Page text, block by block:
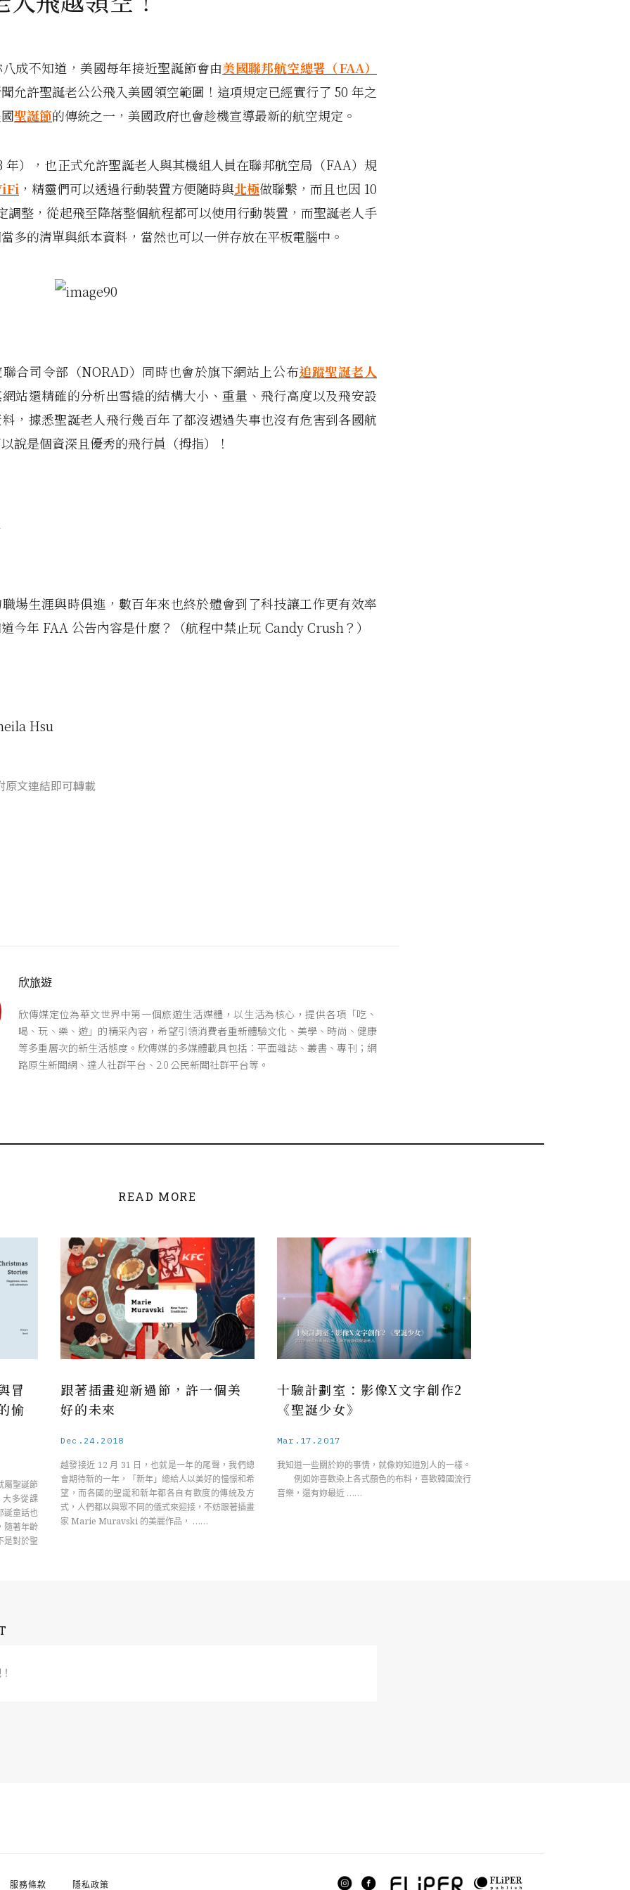
成不知道，美國每年接近聖誕節會由美國聯邦航空總署（FAA）
允許聖誕老公公飛入美國領空範圍！這項規定已經實行了 50 年之
聖誕節的傳統之一，美國政府也會趁機宣導最新的航空規定。
年），也正式允許聖誕老人與其機組人員在聯邦航空局（FAA）規
，精靈們可以透過行動裝置方便隨時與北極做聯繫，而且也因 10
調整，從起飛至降落整個航程都可以使用行動裝置，而聖誕老人手
多的清單與紙本資料，當然也可以一併存放在平板電腦中。
合司令部（NORAD）同時也會於旗下網站上公布追蹤聖誕老人
站還精確的分析出雪撬的結構大小、重量、飛行高度以及飛安設
，據悉聖誕老人飛行幾百年了都沒遇過失事也沒有危害到各國航
說是個資深且優秀的飛行員（拇指）！
場生涯與時俱進，數百年來也終於體會到了科技讓工作更有效率
今年 FAA 公告內容是什麼？（航程中禁止玩 Candy Crush？）
Hsu
原文連結即可轉載
欣旅遊
欣傳媒定位為華文世界中第一個旅遊生活媒體，以生活為核心，提供各項「吃、
喝、玩、樂、遊」的精采內容，希望引領消費者重新體驗文化、美學、時尚、健康
等多重層次的新生活態度。欣傳媒的多媒體載具包括：平面雜誌、叢書、專刊；網
路原生新聞網、達人社群平台、2.0 公民新聞社群平台等。
READ MORE
冒
愉
屬聖誕節
大多從課
誕童話也
隨著年齡
是對於聖
跟著插畫迎新過節，許一個美
好的未來
Dec.24.2018
越發接近 12 月 31 日，也就是一年的尾聲，我們總
會期待新的一年，「新年」總給人以美好的憧憬和希
望，而各國的聖誕和新年都各自有歡度的傳統及方
式，人們都以與眾不同的儀式來迎接，不妨跟著插畫
家 Marie Muravski 的美麗作品， ……
十驗計劃室：影像X文字創作2
《聖誕少女》
Mar.17.2017
我知道一些關於妳的事情，就像妳知道別人的一樣。
例如妳喜歡染上各式顏色的布料，喜歡韓國流行
音樂，還有妳最近 ……
服務條款 隱私政策